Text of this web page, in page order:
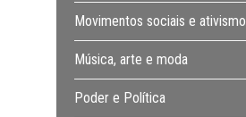
Movimentos sociais e ativismo
Música, arte e moda
Poder e Política